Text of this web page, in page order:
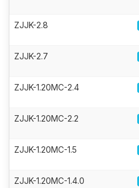
ZJJK-2.8
ZJJK-2.7
ZJJK-1.20MC-2.4
ZJJK-1.20MC-2.2
ZJJK-1.20MC-1.5
ZJJK-1.20MC-1.4.0